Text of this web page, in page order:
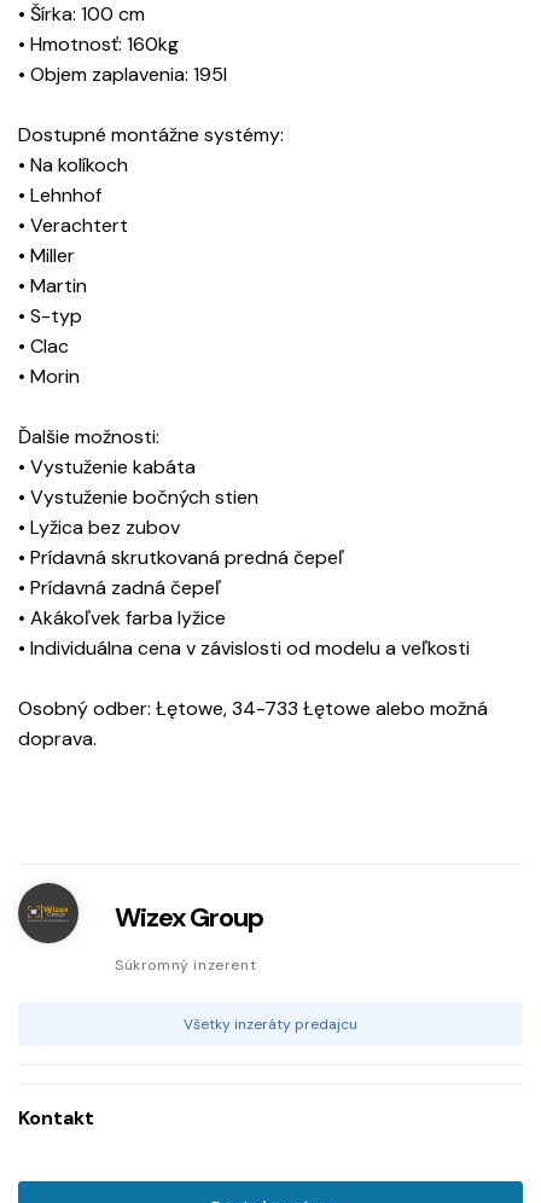
• Šírka: 100 cm
• Hmotnosť: 160kg
• Objem zaplavenia: 195l
Dostupné montážne systémy:
• Na kolíkoch
• Lehnhof
• Verachtert
• Miller
• Martin
• S-typ
• Clac
• Morin
Ďalšie možnosti:
• Vystuženie kabáta
• Vystuženie bočných stien
• Lyžica bez zubov
• Prídavná skrutkovaná predná čepeľ
• Prídavná zadná čepeľ
• Akákoľvek farba lyžice
• Individuálna cena v závislosti od modelu a veľkosti
Osobný odber: Łętowe, 34-733 Łętowe alebo možná
doprava.
Wizex Group
Súkromný inzerent
Všetky inzeráty predajcu
Kontakt